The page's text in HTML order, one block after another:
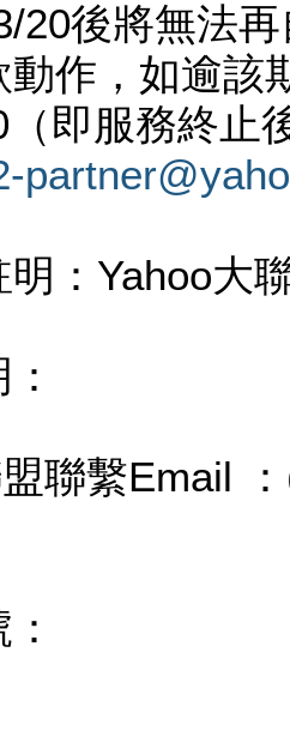
20後將無法
動作，如逾該
（即服務終止
：Yahoo大
聯繫Email